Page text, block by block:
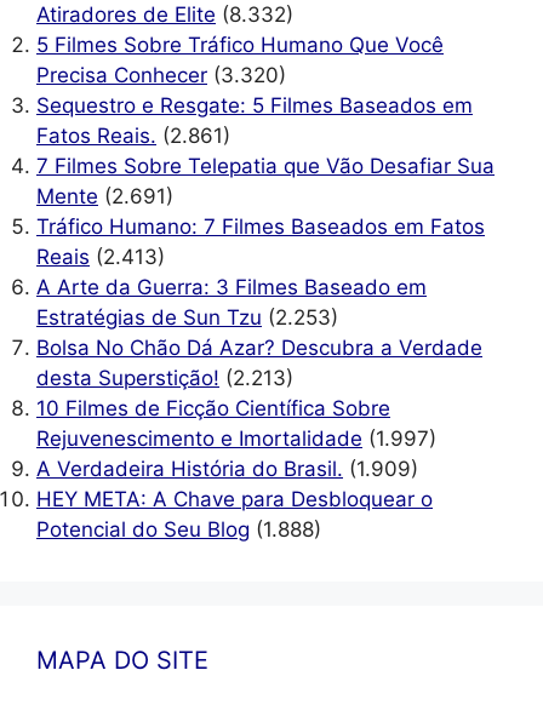
Atiradores de Elite (8.332)
5 Filmes Sobre Tráfico Humano Que Você
Precisa Conhecer (3.320)
Sequestro e Resgate: 5 Filmes Baseados em
Fatos Reais. (2.861)
7 Filmes Sobre Telepatia que Vão Desafiar Sua
Mente (2.691)
Tráfico Humano: 7 Filmes Baseados em Fatos
Reais (2.413)
A Arte da Guerra: 3 Filmes Baseado em
Estratégias de Sun Tzu (2.253)
Bolsa No Chão Dá Azar? Descubra a Verdade
desta Superstição! (2.213)
10 Filmes de Ficção Científica Sobre
Rejuvenescimento e Imortalidade (1.997)
A Verdadeira História do Brasil. (1.909)
HEY META: A Chave para Desbloquear o
Potencial do Seu Blog (1.888)
MAPA DO SITE